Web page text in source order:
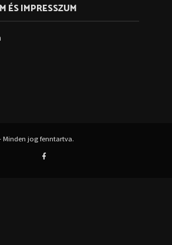
ÉS IMPRESSZUM
jog fenntartva.